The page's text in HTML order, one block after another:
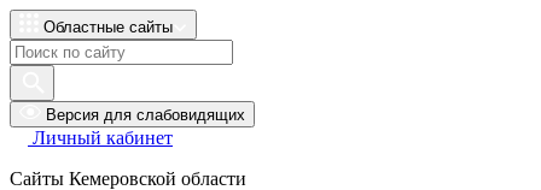
Областные сайты
Версия для слабовидящих
Личный кабинет
Сайты Кемеровской области